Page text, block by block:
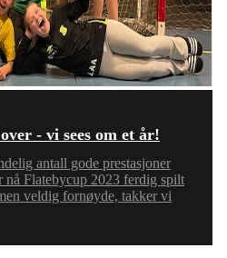
- vi sees om et år!
antall gode prestasjoner
nå Flatebycup 2023 ferdig spilt
veldig fornøyde, takker vi